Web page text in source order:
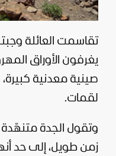
تقاسمت العائلة
يغرفون الأوراق
صينية معدنية
لقمات.
وتقول الجدة متنهّدة
زمن طويل، إلى حد